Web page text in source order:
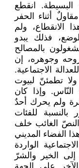
انقطع
أثناء الحفر
الانقطاع، ولم
فذلك يبدو
بالمصالح
وجوهره، إن
الاجتماعية.
ولا تطمئنّ لبيوت
النّاس. وإذا كان
ولم يحرك أحدٌ
بالنسبة للفئات
النصّ الغائب خلف
الفضاء المديني
الواردة
الخير والشرّ